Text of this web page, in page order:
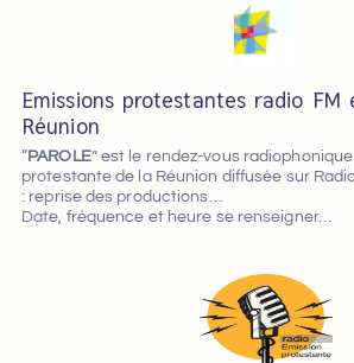
Emissions protestantes radio
Réunion
“PAROLE” est le rendez-vous radiophonique
protestante de la Réunion diffusée sur
: reprise des productions…
Date, fréquence et heure se renseigner…